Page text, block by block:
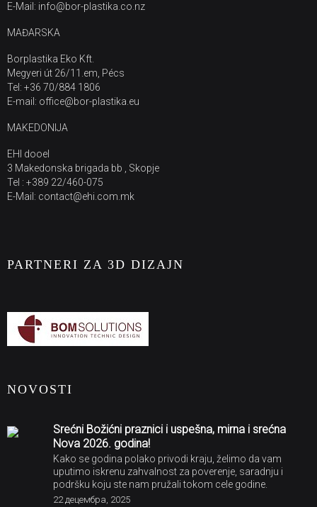
E-Mail: info@bor-plastika.co.nz
MAĐARSKA
Borplastika Eko Kft.
Megyeri út 26/11.em, Pécs
Tel: +36 70/884 1806
E-mail: office@bor-plastika.eu
MAKEDONIJA
EHI dooel
3 Makedonska brigada bb , Skopje
Tel : +389 22/460-075
E-Mail: contact@ehi.com.mk
PARTNERI ZA 3D DIZAJN
NOVOSTI
Srećni Božićni praznici i uspešna, mirna i srećna
Nova 2026. godina!
Kako se godina polako privodi kraju, želimo da vam
uputimo iskrenu zahvalnost za poverenje, saradnju i
podršku koju ste nam pružali tokom cele godine.
22 децембра, 2025